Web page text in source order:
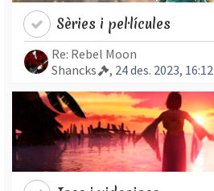
Sèries i pel·lícules
Re: Rebel Moon
Shancks
, 24 des. 2023, 16:12